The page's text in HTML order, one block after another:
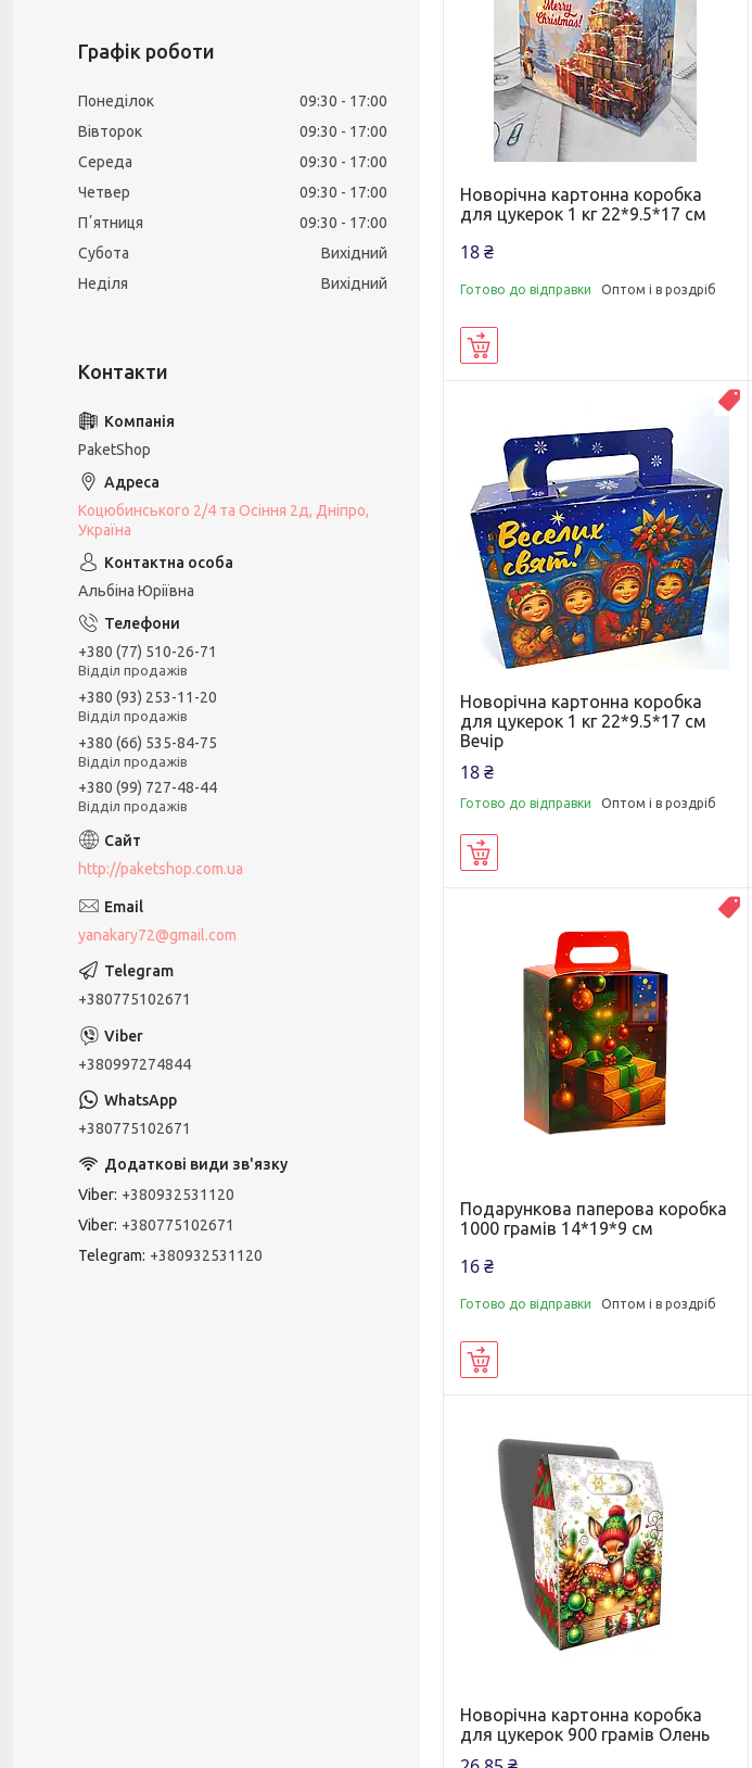
Новорічна картонна коробка
для цукерок 1 кг 22*9.5*17 см
18 ₴
Готово до відправки Оптом і в роздріб
Новорічна картонна коробка
для цукерок 1 кг 22*9.5*17 см
Вечір
18 ₴
Готово до відправки Оптом і в роздріб
Подарункова паперова коробка
1000 грамів 14*19*9 см
16 ₴
Готово до відправки Оптом і в роздріб
Новорічна картонна коробка
для цукерок 900 грамів Олень
Графік роботи
Понеділок 09:30
17:00
Вівторок
09:30
17:00
Середа
09:30
17:00
Четвер
09:30
17:00
Пʼятниця
09:30
17:00
Субота
Вихідний
Неділя
Вихідний
PaketShop
Коцюбинського 2/4 та Осіння 2д, Дніпро,
Україна
Альбіна Юріївна
+380 (77) 510-26-71
Відділ продажів
+380 (93) 253-11-20
Відділ продажів
+380 (66) 535-84-75
Відділ продажів
+380 (99) 727-48-44
Відділ продажів
http://paketshop.com.ua
yanakary72@gmail.com
+380775102671
+380997274844
+380775102671
Viber +380932531120
Viber +380775102671
Telegram +380932531120